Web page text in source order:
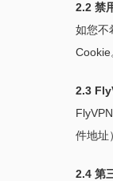
2.2 禁
如您不
Cookie
2.3
件地址
2.4 第